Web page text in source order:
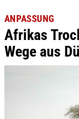
ANPASSUNG
Afrikas
Wege aus